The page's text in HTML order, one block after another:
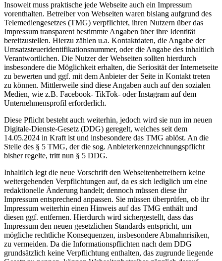
Insoweit muss praktische jede Webseite auch ein Impressum
vorenthalten. Betreiber von Webseiten waren bislang aufgrund des
Telemediengesetzes (TMG) verpflichtet, ihren Nutzern über das
Impressum transparent bestimmte Angaben über ihre Identität
bereitzustellen. Hierzu zählen u.a. Kontaktdaten, die Angabe der
Umsatzsteueridentifikationsnummer, oder die Angabe des inhaltlich
Verantwortlichen. Die Nutzer der Webseiten sollten hierdurch
insbesondere die Möglichkeit erhalten, die Seriosität der Internetseite
zu bewerten und ggf. mit dem Anbieter der Seite in Kontakt treten
zu können. Mittlerweile sind diese Angaben auch auf den sozialen
Medien, wie z.B. Facebook- TikTok- oder Instagram auf dem
Unternehmensprofil erforderlich.
Diese Pflicht besteht auch weiterhin, jedoch wird sie nun im neuen
Digitale-Dienste-Gesetz (DDG) geregelt, welches seit dem
14.05.2024 in Kraft ist und insbesondere das TMG ablöst. An die
Stelle des § 5 TMG, der die sog. Anbieterkennzeichnungspflicht
bisher regelte, tritt nun § 5 DDG.
Inhaltlich legt die neue Vorschrift den Webseitenbetreibern keine
weitergehenden Verpflichtungen auf, da es sich lediglich um eine
redaktionelle Änderung handelt; dennoch müssen diese ihr
Impressum entsprechend anpassen. Sie müssen überprüfen, ob ihr
Impressum weiterhin einen Hinweis auf das TMG enthält und
diesen ggf. entfernen. Hierdurch wird sichergestellt, dass das
Impressum den neuen gesetzlichen Standards entspricht, um
mögliche rechtliche Konsequenzen, insbesondere Abmahnrisiken,
zu vermeiden. Da die Informationspflichten nach dem DDG
grundsätzlich keine Verpflichtung enthalten, das zugrunde liegende